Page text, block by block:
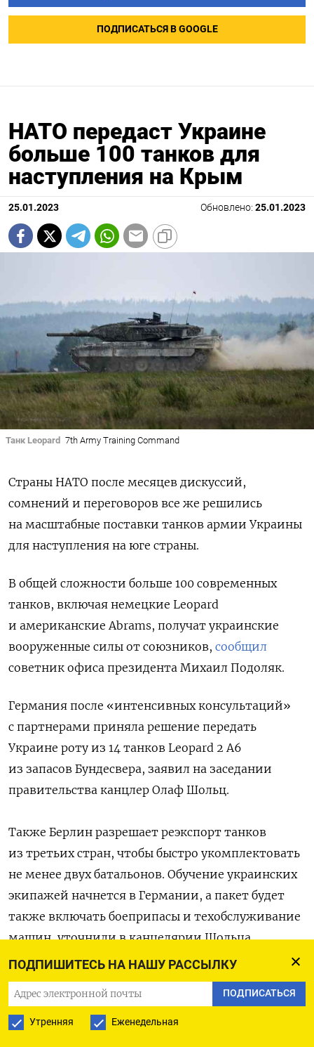
ПОДПИШИТЕСЬ НА НАШУ РАССЫЛКУ
ПОДПИСАТЬСЯ
Утренняя Еженедельная
ПОДПИСАТЬСЯ В GOOGLE
НАТО передаст Украине
больше 100 танков для
наступления на Крым
25.01.2023 Обновлено: 25.01.2023
Танк Leopard 7th Army Training Command
Страны НАТО после месяцев дискуссий,
сомнений и переговоров все же решились
на масштабные поставки танков армии Украины
для наступления на юге страны.
В общей сложности больше 100 современных
танков, включая немецкие Leopard
и американские Abrams, получат украинские
вооруженные силы от союзников, сообщил
советник офиса президента Михаил Подоляк.
Германия после «интенсивных консультаций»
с партнерами приняла решение передать
Украине роту из 14 танков Leopard 2 A6
из запасов Бундесвера, заявил на заседании
правительства канцлер Олаф Шольц.
Также Берлин разрешает реэкспорт танков
из третьих стран, чтобы быстро укомплектовать
не менее двух батальонов. Обучение украинских
экипажей начнется в Германии, а пакет будет
также включать боеприпасы и техобслуживание
машин, уточнили в канцелярии Шольца.
В танковую коалицию войдут не менее 10
европейских стран. Нидерланды
планируют
передать 18 Leopard, Польша — 14, Норвегия — 8.